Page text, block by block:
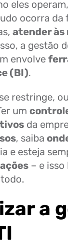
eles
ocorra
atender às
a gestão
envolve
(BI).
restringe,
um
da
, saiba
e esteja
– e isso
a